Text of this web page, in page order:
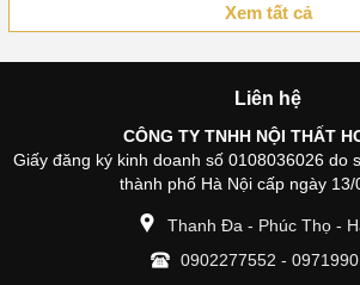
Xem tất cả
Liên hệ
CÔNG TY TNHH NỘI THẤT
Giấy đăng ký kinh doanh số 0108036026 do
thành phố Hà Nội cấp ngày 13/
Thanh Đa - Phúc Thọ -
0902277552 -